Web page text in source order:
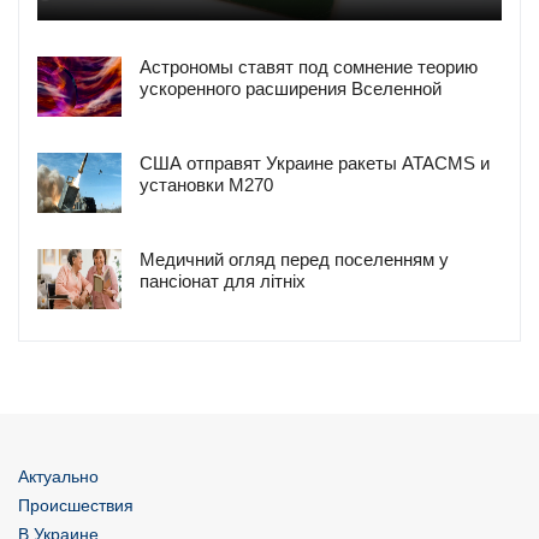
Астрономы ставят под сомнение теорию
ускоренного расширения Вселенной
США отправят Украине ракеты ATACMS и
установки M270
Медичний огляд перед поселенням у
пансіонат для літніх
Актуально
Происшествия
В Украине